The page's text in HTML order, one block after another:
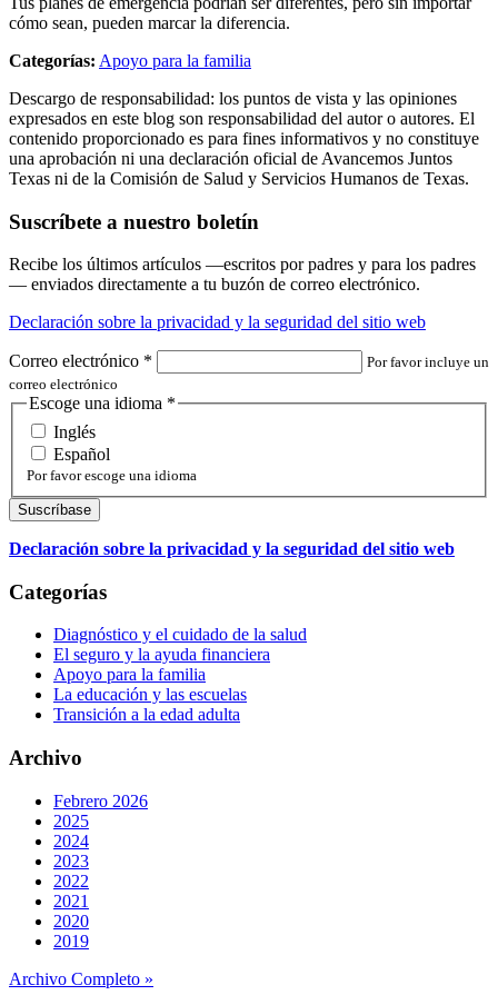
cómo sean, pueden marcar la diferencia.
Categorías: Apoyo para la familia
Descargo de responsabilidad: los puntos de vista y las opiniones
expresados en este blog son responsabilidad del autor o autores. El
contenido proporcionado es para fines informativos y no constituye
una aprobación ni una declaración oficial de Avancemos Juntos
Texas ni de la Comisión de Salud y Servicios Humanos de Texas.
Suscríbete a nuestro boletín
Recibe los últimos artículos —escritos por padres y para los padres
— enviados directamente a tu buzón de correo electrónico.
Declaración sobre la privacidad y la seguridad del sitio web
Correo electrónico *
Por favor incluye un
correo electrónico
Escoge una idioma *
Inglés
Español
Por favor escoge una idioma
Declaración sobre la privacidad y la seguridad del sitio web
Categorías
Diagnóstico y el cuidado de la salud
El seguro y la ayuda financiera
Apoyo para la familia
La educación y las escuelas
Transición a la edad adulta
Archivo
Febrero 2026
2025
2024
2023
2022
2021
2020
2019
Archivo Completo »